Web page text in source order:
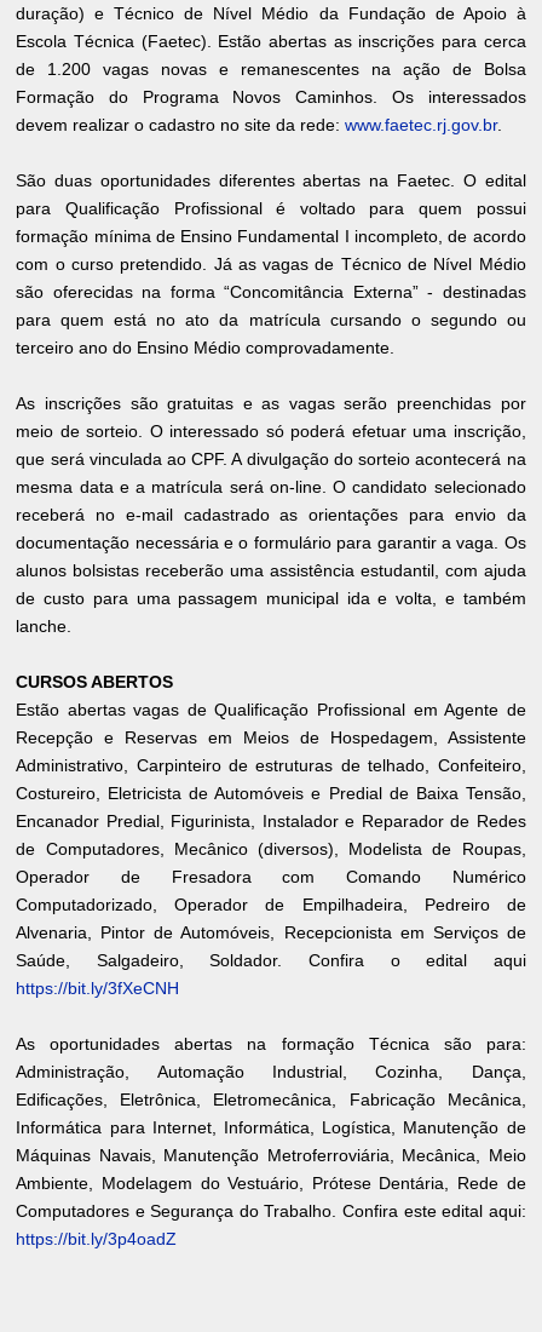
duração) e Técnico de Nível Médio da Fundação de Apoio à
Escola Técnica (Faetec). Estão abertas as inscrições para cerca
de 1.200 vagas novas e remanescentes na ação de Bolsa
Formação do Programa Novos Caminhos. Os interessados
devem realizar o cadastro no site da rede:www.faetec.rj.gov.br.
São duas oportunidades diferentes abertas na Faetec. O edital
para Qualificação Profissional é voltado para quem possui
formação mínima de Ensino Fundamental I incompleto, de acordo
com o curso pretendido. Já as vagas de Técnico de Nível Médio
são oferecidas na forma “Concomitância Externa” - destinadas
para quem está no ato da matrícula cursando o segundo ou
terceiro ano do Ensino Médio comprovadamente.
As inscrições são gratuitas e as vagas serão preenchidas por
meio de sorteio. O interessado só poderá efetuar uma inscrição,
que será vinculada ao CPF. A divulgação do sorteio acontecerá na
mesma data e a matrícula será on-line. O candidato selecionado
receberá no e-mail cadastrado as orientações para envio da
documentação necessária e o formulário para garantir a vaga. Os
alunos bolsistas receberão uma assistência estudantil, com ajuda
de custo para uma passagem municipal ida e volta, e também
lanche.
CURSOS ABERTOS
Estão abertas vagas de Qualificação Profissional em Agente de
Recepção e Reservas em Meios de Hospedagem, Assistente
Administrativo, Carpinteiro de estruturas de telhado, Confeiteiro,
Costureiro, Eletricista de Automóveis e Predial de Baixa Tensão,
Encanador Predial, Figurinista, Instalador e Reparador de Redes
de Computadores, Mecânico (diversos), Modelista de Roupas,
Operador de Fresadora com Comando Numérico
Computadorizado, Operador de Empilhadeira, Pedreiro de
Alvenaria, Pintor de Automóveis, Recepcionista em Serviços de
Saúde, Salgadeiro, Soldador. Confira o edital aqui
https://bit.ly/3fXeCNH
As oportunidades abertas na formação Técnica são para:
Administração, Automação Industrial, Cozinha, Dança,
Edificações, Eletrônica, Eletromecânica, Fabricação Mecânica,
Informática para Internet, Informática, Logística, Manutenção de
Máquinas Navais, Manutenção Metroferroviária, Mecânica, Meio
Ambiente, Modelagem do Vestuário, Prótese Dentária, Rede de
Computadores e Segurança do Trabalho. Confira este edital aqui:
https://bit.ly/3p4oadZ